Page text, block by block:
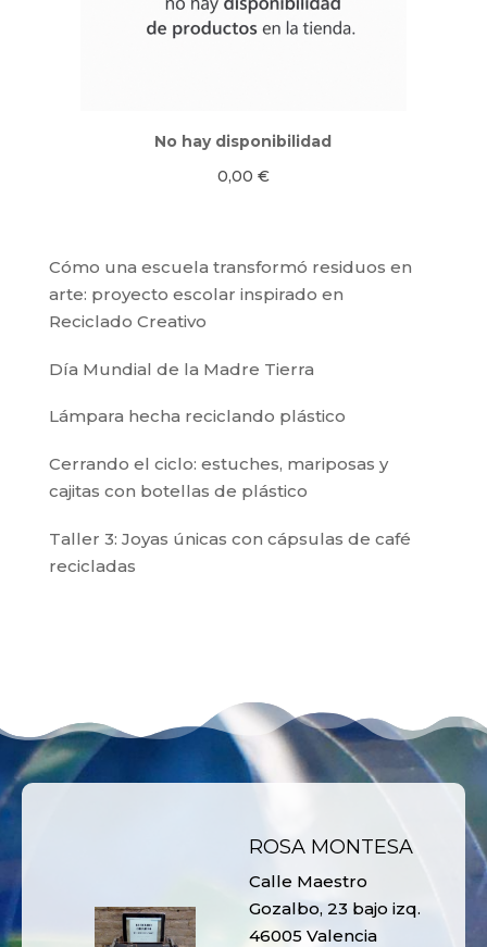
No hay disponibilidad
0,00 €
Cómo una escuela transformó residuos en
arte: proyecto escolar inspirado en
Reciclado Creativo
Día Mundial de la Madre Tierra
Lámpara hecha reciclando plástico
Cerrando el ciclo: estuches, mariposas y
cajitas con botellas de plástico
Taller 3: Joyas únicas con cápsulas de café
recicladas
ROSA MONTESA
Calle Maestro
Gozalbo, 23 bajo izq.
46005 Valencia